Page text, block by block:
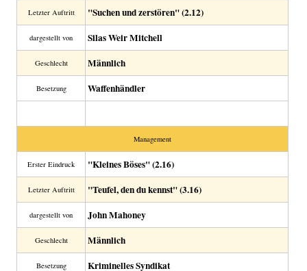
Letzter Auftritt "Suchen und zerstören" (2.12)
dargestellt von Silas Weir Mitchell
Geschlecht Männlich
Besetzung Waffenhändler
Management
Erster Eindruck "Kleines Böses" (2.16)
Letzter Auftritt "Teufel, den du kennst" (3.16)
dargestellt von John Mahoney
Geschlecht Männlich
Besetzung Kriminelles Syndikat